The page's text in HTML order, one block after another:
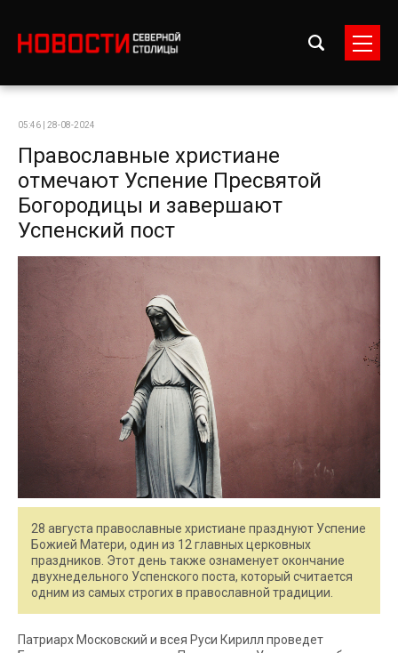
05:46 | 28-08-2024
Православные христиане
отмечают Успение Пресвятой
Богородицы и завершают
Успенский пост
28 августа православные христиане празднуют Успение
Божией Матери, один из 12 главных церковных
праздников. Этот день также ознаменует окончание
двухнедельного Успенского поста, который считается
одним из самых строгих в православной традиции.
Патриарх Московский и всея Руси Кирилл проведет